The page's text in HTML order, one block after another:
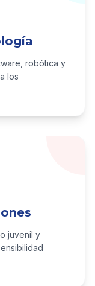
robótica y
los
juvenil y